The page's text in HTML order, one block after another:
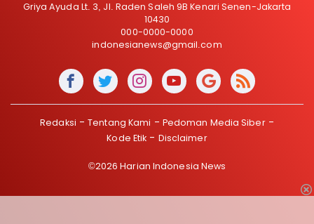
Griya Ayuda Lt. 3, Jl. Raden Saleh 9B Kenari Senen-Jakarta
10430
000-0000-0000
indonesianews@gmail.com
Redaksi Tentang Kami
Pedoman Media Siber
Kode Etik
Disclaimer
©2026 Harian Indonesia News